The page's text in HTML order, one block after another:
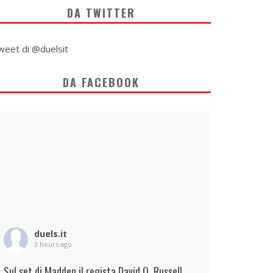
DA TWITTER
di @duelsit
DA FACEBOOK
duels.it
3 hours ago